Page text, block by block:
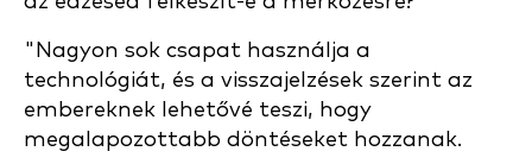
"Nagyon sok csapat használja a
technológiát, és a visszajelzések szerint az
embereknek lehetővé teszi, hogy
megalapozottabb döntéseket hozzanak.